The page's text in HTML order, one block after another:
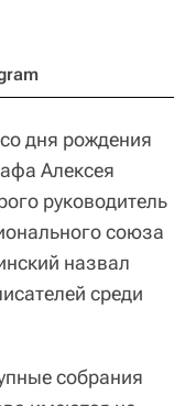
дня рождения
Алексея
руководитель
союза
назвал
среди
собрания